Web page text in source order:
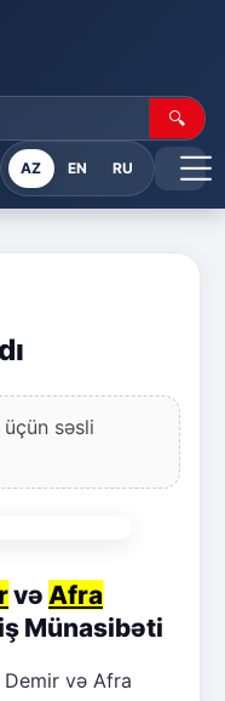
🔍
AZ EN RU
üçün səsli
və Afra
Münasibəti
və Afra